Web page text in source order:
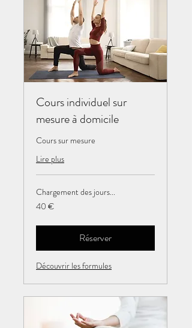
Cours individuel sur
mesure à domicile
Cours sur mesure
Lire plus
Chargement des jours...
40
euros
40 €
Réserver
Découvrir les formules